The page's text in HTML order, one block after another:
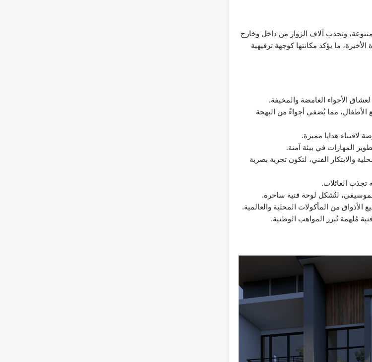
وتجذب آلاف الزوار من داخل وخارج
خلال أحد مواسم جدة الأخيرة، ما يؤكد مكانتها كوجهة ترفيهية
الأجواء الغامضة والمخيفة.
الأطفال، مما يُضفي أجواءً من البهجة
لاقتناء هدايا مميزة.
المهارات في بيئة آمنة.
والابتكار الفني، لتكون تجربة بصرية
تجذب العائلات.
لتُشكل لوحة فنية ساحرة.
من المأكولات المحلية والعالمية.
مُلهمة تُبرز المواهب الوطنية.